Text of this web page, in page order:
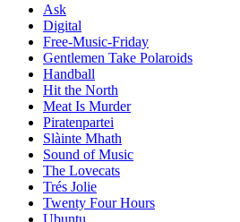
Ask
Digital
Free-Music-Friday
Gentlemen Take Polaroids
Handball
Hit the North
Meat Is Murder
Piratenpartei
Slàinte Mhath
Sound of Music
The Lovecats
Trés Jolie
Twenty Four Hours
Ubuntu